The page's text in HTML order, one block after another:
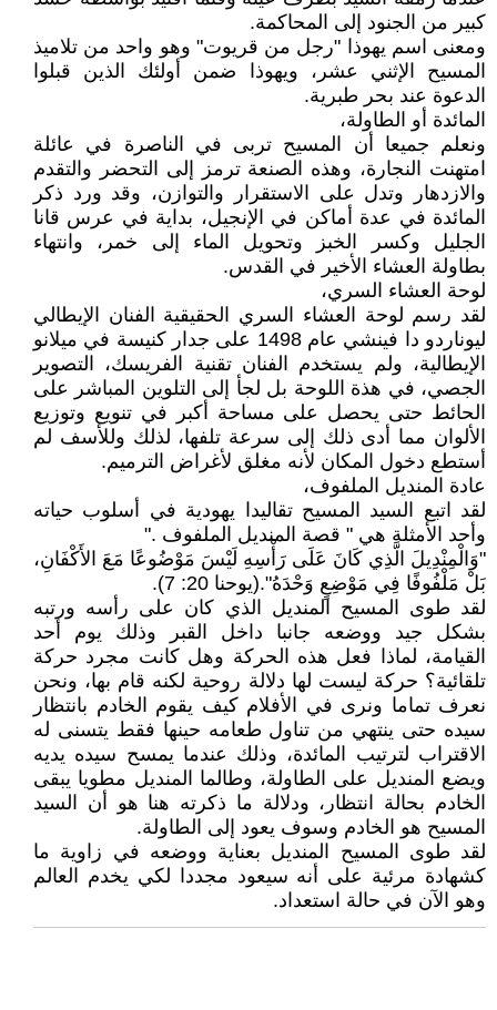
كبير من الجنود إلى المحاكمة.
ومعنى اسم يهوذا "رجل من قريوت" وهو واحد من تلاميذ
المسيح الإثني عشر، ويهوذا ضمن أولئك الذين قبلوا
الدعوة عند بحر طبرية.
المائدة أو الطاولة،
ونعلم جميعا أن المسيح تربى في الناصرة في عائلة
امتهنت النجارة، وهذه الصنعة ترمز إلى التحضر والتقدم
والازدهار وتدل على الاستقرار والتوازن، وقد ورد ذكر
المائدة في عدة أماكن في الإنجيل، بداية في عرس قانا
الجليل وكسر الخبز وتحويل الماء إلى خمر، وانتهاء
بطاولة العشاء الأخير في القدس.
لوحة العشاء السري،
لقد رسم لوحة العشاء السري الحقيقية الفنان الإيطالي
ليوناردو دا فينشي عام 1498 على جدار كنيسة في ميلانو
الإيطالية، ولم يستخدم الفنان تقنية الفريسك، التصوير
الجصي، في هذة اللوحة بل لجأ إلى التلوين المباشر على
الحائط حتى يحصل على مساحة أكبر في تنويع وتوزيع
الألوان مما أدى ذلك إلى سرعة تلفها، لذلك وللأسف لم
أستطع دخول المكان لأنه مغلق لأغراض الترميم.
عادة المنديل الملفوف،
لقد اتبع السيد المسيح تقاليدا يهودية في أسلوب حياته
وأحد الأمثلة هي " قصة المنديل الملفوف ."
"وَالْمِنْدِيلَ الَّذِي كَانَ عَلَى رَأْسِهِ لَيْسَ مَوْضُوعًا مَعَ الأَكْفَانِ،
بَلْ مَلْفُوفًا فِي مَوْضِعٍ وَحْدَهُ".(يوحنا 20: 7).
لقد طوى المسيح المنديل الذي كان على رأسه ورتبه
بشكل جيد ووضعه جانبا داخل القبر وذلك يوم أحد
القيامة، لماذا فعل هذه الحركة وهل كانت مجرد حركة
تلقائية؟ حركة ليست لها دلالة روحية لكنه قام بها، ونحن
نعرف تماما ونرى في الأفلام كيف يقوم الخادم بانتظار
سيده حتى ينتهي من تناول طعامه حينها فقط يتسنى له
الاقتراب لترتيب المائدة، وذلك عندما يمسح سيده يديه
ويضع المنديل على الطاولة، وطالما المنديل مطويا يبقى
الخادم بحالة انتظار، ودلالة ما ذكرته هنا هو أن السيد
المسيح هو الخادم وسوف يعود إلى الطاولة.
لقد طوى المسيح المنديل بعناية ووضعه في زاوية ما
كشهادة مرئية على أنه سيعود مجددا لكي يخدم العالم
وهو الآن في حالة استعداد.